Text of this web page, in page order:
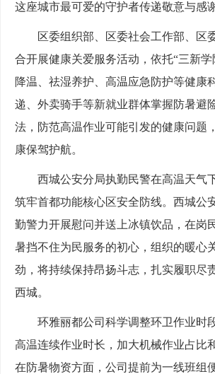
这座城市最可爱的守护者传递敬意与感谢
区委组织部、区委社会工作部、区
合开展健康关爱服务活动，依托“三新
降温、祛湿养护、高温应急防护等健康
递、外卖骑手等新就业群体掌握防暑避
法，防范高温作业可能引发的健康问题
康保驾护航。
西城公安分局执勤民警在高温天气下
筑牢首都功能核心区安全防线。西城公
勤警力开展慰问并送上冰镇饮品，在岗
暑挡不住为民服务的初心，组织的暖心
劲，将持续保持昂扬斗志，扎实履职尽
西城。
环雅丽都公司科学调整环卫作业时
高温连续作业时长，加大机械作业占比
在防暑物资方面，公司提前为一线班组